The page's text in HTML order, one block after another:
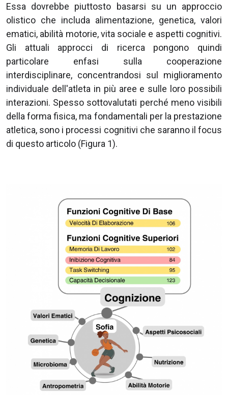
Essa dovrebbe piuttosto basarsi su un approccio
olistico che includa alimentazione, genetica, valori
ematici, abilità motorie, vita sociale e aspetti cognitivi.
Gli attuali approcci di ricerca pongono quindi
particolare enfasi sulla cooperazione
interdisciplinare, concentrandosi sul miglioramento
individuale dell'atleta in più aree e sulle loro possibili
interazioni. Spesso sottovalutati perché meno visibili
della forma fisica, ma fondamentali per la prestazione
atletica, sono i processi cognitivi che saranno il focus
di questo articolo (Figura 1).